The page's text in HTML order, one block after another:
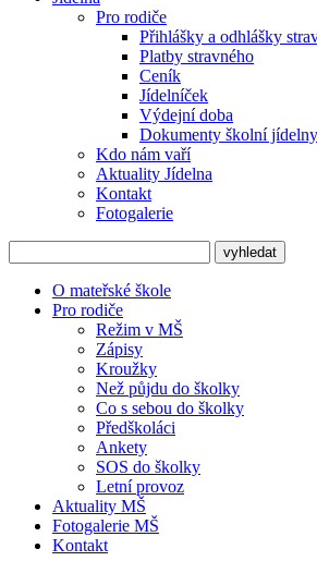
Pro rodiče
Přihlášky a odhlášky
Platby stravného
Ceník
Jídelníček
Výdejní doba
Dokumenty školní jídelny
Kdo nám vaří
Aktuality Jídelna
Kontakt
Fotogalerie
O mateřské škole
Pro rodiče
Režim v MŠ
Zápisy
Kroužky
Než půjdu do školky
Co s sebou do školky
Předškoláci
Ankety
SOS do školky
Letní provoz
Aktuality MŠ
Fotogalerie MŠ
Kontakt